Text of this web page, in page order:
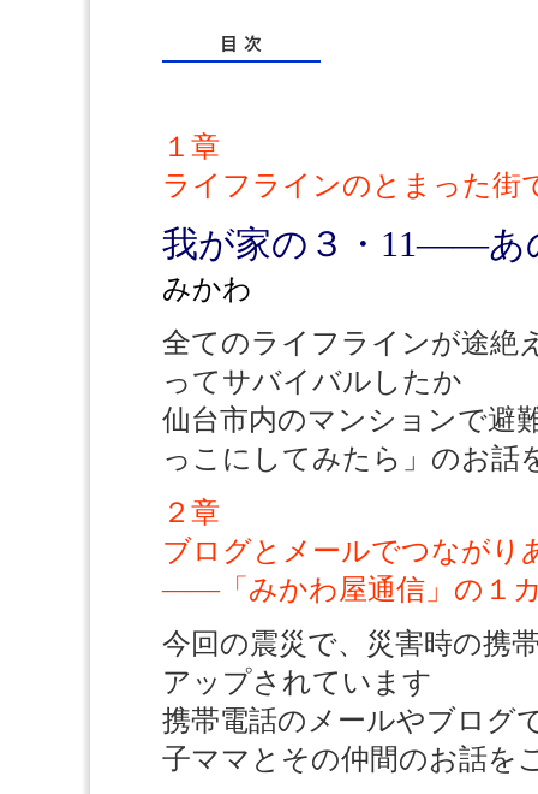
１章
ライフラインのとまった街
我が家の３・11——あ
みかわ
全てのライフラインが途絶
ってサバイバルしたか
仙台市内のマンションで避
っこにしてみたら」のお話
２章
ブログとメールでつながり
——「みかわ屋通信」の１
今回の震災で、災害時の携
アップされています
携帯電話のメールやブログ
子ママとその仲間のお話を